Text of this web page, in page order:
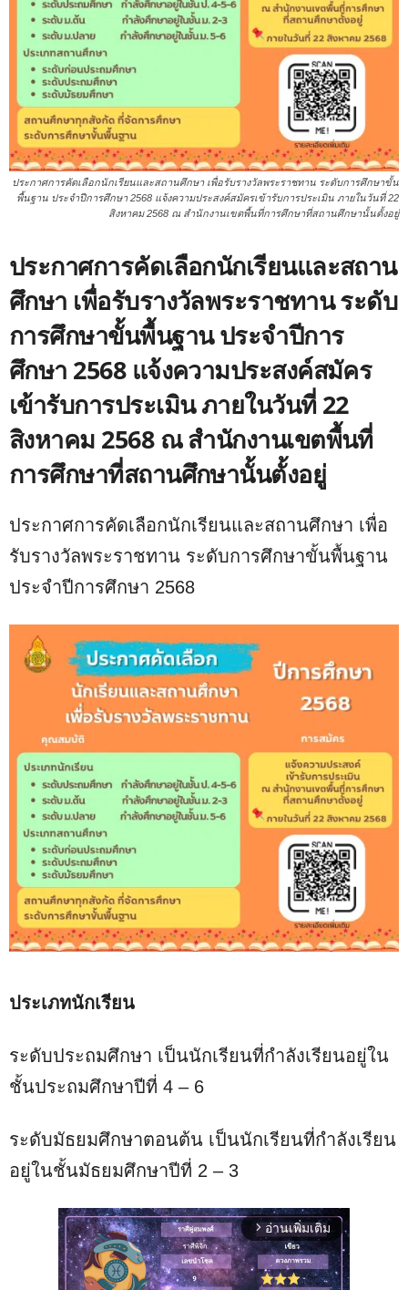
ประกาศการคัดเลือกนักเรียนและสถานศึกษา เพื่อรับรางวัลพระราชทาน ระดับการศึกษาขั้น
พื้นฐาน ประจำปีการศึกษา 2568 แจ้งความประสงค์สมัครเข้ารับการประเมิน ภายในวันที่ 22
สิงหาคม 2568 ณ สำนักงานเขตพื้นที่การศึกษาที่สถานศึกษานั้นตั้งอยู่
ประกาศการคัดเลือกนักเรียนและสถาน
ศึกษา เพื่อรับรางวัลพระราชทาน ระดับ
การศึกษาขั้นพื้นฐาน ประจำปีการ
ศึกษา 2568 แจ้งความประสงค์สมัคร
เข้ารับการประเมิน ภายในวันที่ 22
สิงหาคม 2568 ณ สำนักงานเขตพื้นที่
การศึกษาที่สถานศึกษานั้นตั้งอยู่
ประกาศการคัดเลือกนักเรียนและสถานศึกษา เพื่อ
รับรางวัลพระราชทาน ระดับการศึกษาขั้นพื้นฐาน
ประจำปีการศึกษา 2568
ประเภทนักเรียน
ระดับประถมศึกษา เป็นนักเรียนที่กำลังเรียนอยู่ใน
ชั้นประถมศึกษาปีที่ 4 – 6
ระดับมัธยมศึกษาตอนต้น เป็นนักเรียนที่กำลังเรียน
อยู่ในชั้นมัธยมศึกษาปีที่ 2 – 3
arrow_forward_ios อ่านเพิ่มเติม